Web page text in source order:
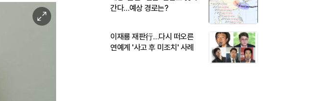
이
미
간다…예상 경로는?
이재룡 재판行…다시 떠오른
연예계 '사고 후 미조치' 사례